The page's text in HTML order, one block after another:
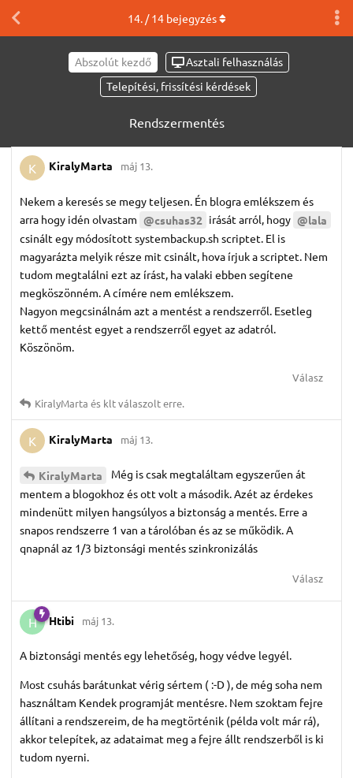
Abszolút kezdő
Asztali felhasználás
Telepítési, frissítési kérdések
Rendszermentés
14. /14bejegyzés
K KiralyMarta máj 13.
Nekem a keresés se megy teljesen. Én blogra emlékszem és
arra hogy idén olvastam @csuhas32 irását arról, hogy @lala
csinált egy módosított systembackup.sh scriptet. El is
magyarázta melyik része mit csinált, hova írjuk a scriptet. Nem
tudom megtalálni ezt az írást, ha valaki ebben segítene
megköszönném. A címére nem emlékszem.
Nagyon megcsinálnám azt a mentést a rendszerről. Esetleg
kettő mentést egyet a rendszerről egyet az adatról.
Köszönöm.
Válasz
KiralyMarta és kltválaszolt erre.
K KiralyMarta máj 13.
KiralyMarta
Még is csak megtaláltam egyszerűen át
mentem a blogokhoz és ott volt a második. Azét az érdekes
mindenütt milyen hangsúlyos a biztonság a mentés. Erre a
snapos rendszerre 1 van a tárolóban és az se működik. A
qnapnál az 1/3 biztonsági mentés szinkronizálás
Válasz
H Htibi máj 13.
A biztonsági mentés egy lehetőség, hogy védve legyél.
Most csuhás barátunkat vérig sértem ( :-D ), de még soha nem
használtam Kendek programját mentésre. Nem szoktam fejre
állítani a rendszereim, de ha megtörténik (példa volt már rá),
akkor telepítek, az adataimat meg a fejre állt rendszerből is ki
tudom nyerni.